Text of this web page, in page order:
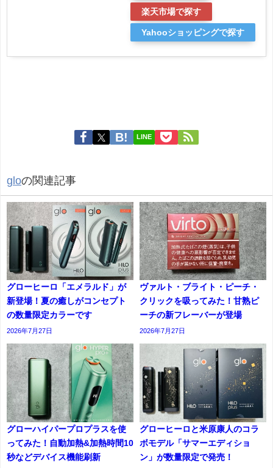
楽天市場で探す
Yahooショッピングで探す
LINE
gloの関連記事
グローヒーロ「エメラルド」が
新登場！夏の癒しがコンセプト
の数量限定カラーです
2026年7月27日
ヴァルト・ブライト・ピーチ・
クリックを吸ってみた！甘熟ピ
ーチの新フレーバーが登場
2026年7月27日
グローハイパープロプラスを使
ってみた！自動加熱&加熱時間10
秒などデバイス機能刷新
グローヒーロと米原康人のコラ
ボモデル「サマーエディショ
ン」が数量限定で発売！